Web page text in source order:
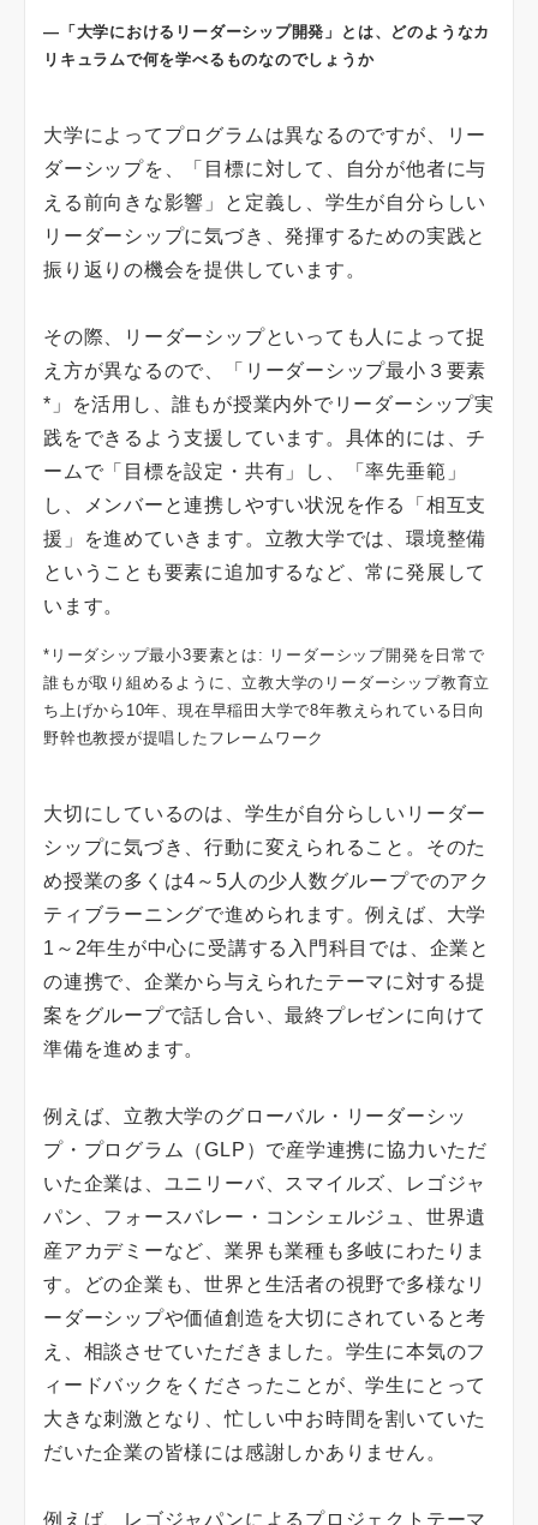
―「大学におけるリーダーシップ開発」とは、どのようなカ
リキュラムで何を学べるものなのでしょうか
大学によってプログラムは異なるのですが、リー
ダーシップを、「目標に対して、自分が他者に与
える前向きな影響」と定義し、学生が自分らしい
リーダーシップに気づき、発揮するための実践と
振り返りの機会を提供しています。
その際、リーダーシップといっても人によって捉
え方が異なるので、「リーダーシップ最小３要素
*」を活用し、誰もが授業内外でリーダーシップ実
践をできるよう支援しています。具体的には、チ
ームで「目標を設定・共有」し、「率先垂範」
し、メンバーと連携しやすい状況を作る「相互支
援」を進めていきます。立教大学では、環境整備
ということも要素に追加するなど、常に発展して
います。
*リーダシップ最小3要素とは: リーダーシップ開発を日常で
誰もが取り組めるように、立教大学のリーダーシップ教育立
ち上げから10年、現在早稲田大学で8年教えられている日向
野幹也教授が提唱したフレームワーク
大切にしているのは、学生が自分らしいリーダー
シップに気づき、行動に変えられること。そのた
め授業の多くは4～5人の少人数グループでのアク
ティブラーニングで進められます。例えば、大学
1～2年生が中心に受講する入門科目では、企業と
の連携で、企業から与えられたテーマに対する提
案をグループで話し合い、最終プレゼンに向けて
準備を進めます。
例えば、立教大学のグローバル・リーダーシッ
プ・プログラム（GLP）で産学連携に協力いただ
いた企業は、ユニリーバ、スマイルズ、レゴジャ
パン、フォースバレー・コンシェルジュ、世界遺
産アカデミーなど、業界も業種も多岐にわたりま
す。どの企業も、世界と生活者の視野で多様なリ
ーダーシップや価値創造を大切にされていると考
え、相談させていただきました。学生に本気のフ
ィードバックをくださったことが、学生にとって
大きな刺激となり、忙しい中お時間を割いていた
だいた企業の皆様には感謝しかありません。
例えば、レゴジャパンによるプロジェクトテーマ